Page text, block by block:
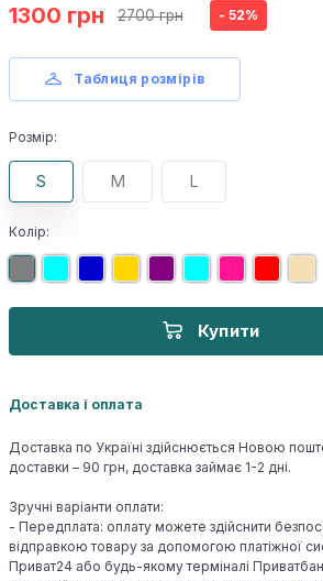
1300 грн 2700 грн - 52%
Таблиця розмірів
Розмір:
S M L
Колір:
Купити
Доставка і оплата
Доставка по Україні здійснюється Новою
доставки – 90 грн, доставка займає 1-2 дні.
Зручні варіанти оплати:
- Передплата: оплату можете здійснити
відправкою товару за допомогою платіжної
Приват24 або будь-якому терміналі